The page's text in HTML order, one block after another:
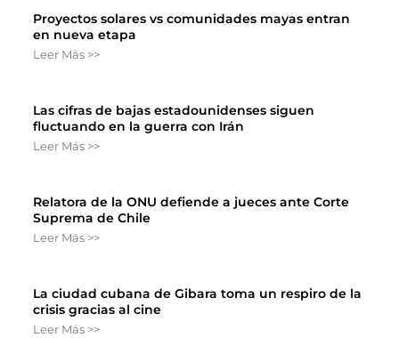
Proyectos solares vs comunidades mayas entran
en nueva etapa
Leer Más >>
Las cifras de bajas estadounidenses siguen
fluctuando en la guerra con Irán
Leer Más >>
Relatora de la ONU defiende a jueces ante Corte
Suprema de Chile
Leer Más >>
La ciudad cubana de Gibara toma un respiro de la
crisis gracias al cine
Leer Más >>